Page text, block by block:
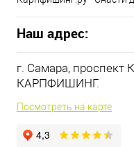
Наш адрес:
г. Самара, проспект
КАРПФИШИНГ.
Посмотреть на карте